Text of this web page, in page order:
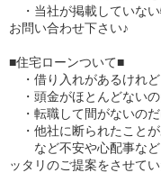
・当社が掲載していない
お問い合わせ下さい♪
■住宅ローンついて■
・借り入れがあるけれど
・頭金がほとんどないの
・転職して間がないのだ
・他社に断られたことが
など不安や心配事など
ッタリのご提案をさせて